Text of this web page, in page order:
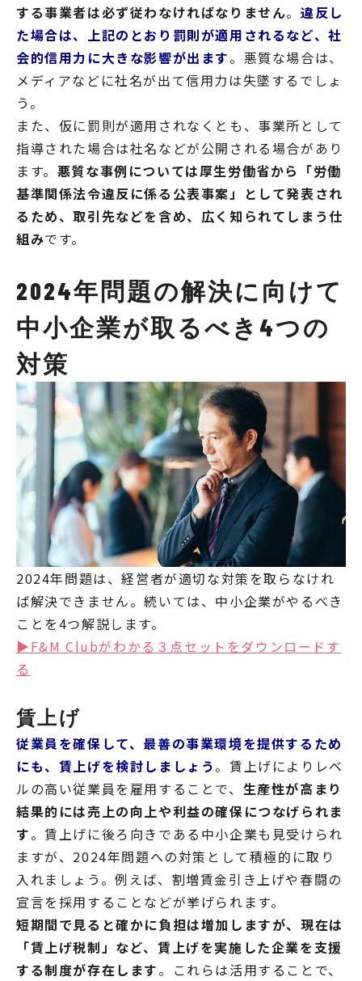
する事業者は必ず従わなければなりません。違反し
た場合は、上記のとおり罰則が適用されるなど、社
会的信用力に大きな影響が出ます。悪質な場合は、
メディアなどに社名が出て信用力は失墜するでしょ
う。
また、仮に罰則が適用されなくとも、事業所として
指導された場合は社名などが公開される場合があり
ます。 悪質な事例については厚生労働省から「労働
基準関係法令違反に係る公表事案」として発表され
るため、取引先などを含め、広く知られてしまう仕
組みです。
2024年問題の解決に向けて
中小企業が取るべき4つの
対策
2024年問題は、経営者が適切な対策を取らなけれ
ば解決できません。続いては、中小企業がやるべき
ことを4つ解説します。
▶︎F&M Clubがわかる３点セットをダウンロードす
る
賃上げ
従業員を確保して、最善の事業環境を提供するため
にも、賃上げを検討しましょう。賃上げによりレベ
ルの高い従業員を雇用することで、 生産性が高まり
結果的には売上の向上や利益の確保につなげられま
す。賃上げに後ろ向きである中小企業も見受けられ
ますが、2024年問題への対策として積極的に取り
入れましょう。例えば、割増賃金引き上げや春闘の
宣言を採用することなどが挙げられます。
短期間で見ると確かに負担は増加しますが、現在は
「賃上げ税制」など、賃上げを実施した企業を支援
する制度が存在します。これらは活用することで、